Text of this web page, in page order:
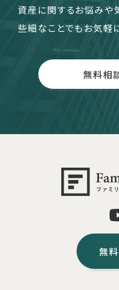
資産に関するお悩みや
些細なことでもお気軽
無料相
無